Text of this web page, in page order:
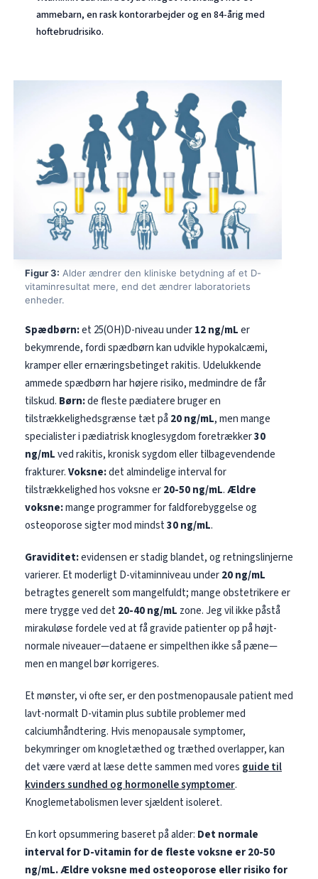
ammebarn, en rask kontorarbejder og en 84-årig med
hoftebrudrisiko.
Figur 3: Alder ændrer den kliniske betydning af et D-
vitaminresultat mere, end det ændrer laboratoriets
enheder.
Spædbørn:et 25(OH)D-niveau under12 ng/mLer
bekymrende, fordi spædbørn kan udvikle hypokalcæmi,
kramper eller ernæringsbetinget rakitis. Udelukkende
ammede spædbørn har højere risiko, medmindre de får
tilskud. Børn:de fleste pædiatere bruger en
tilstrækkelighedsgrænse tæt på 20 ng/mL, men mange
specialister i pædiatrisk knoglesygdom foretrækker30
ng/mLved rakitis, kronisk sygdom eller tilbagevendende
frakturer.Voksne:det almindelige interval for
tilstrækkelighed hos voksne er20-50 ng/mL.Ældre
voksne:mange programmer for faldforebyggelse og
osteoporose sigter mod mindst30 ng/mL.
Graviditet:evidensen er stadig blandet, og retningslinjerne
varierer. Et moderligt D-vitaminniveau under20 ng/mL
betragtes generelt som mangelfuldt; mange obstetrikere er
mere trygge ved det 20-40 ng/mL zone. Jeg vil ikke påstå
mirakuløse fordele ved at få gravide patienter op på højt-
normale niveauer—dataene er simpelthen ikke så pæne—
men en mangel bør korrigeres.
Et mønster, vi ofte ser, er den postmenopausale patient med
lavt-normalt D-vitamin plus subtile problemer med
calciumhåndtering. Hvis menopausale symptomer,
bekymringer om knogletæthed og træthed overlapper, kan
det være værd at læse dette sammen med vores guide til
kvinders sundhed og hormonelle symptomer.
Knoglemetabolismen lever sjældent isoleret.
En kort opsummering baseret på alder: Det normale
interval for D-vitamin for de fleste voksne er 20-50
ng/mL.Ældre voksne med osteoporose eller risiko for